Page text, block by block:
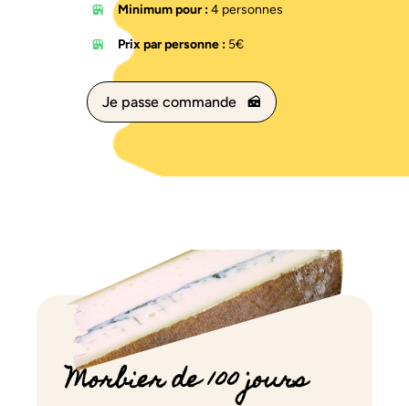
Minimum pour :4 personnes
Prix par personne : 5€
Je passe commande
Morbier de 100 jours